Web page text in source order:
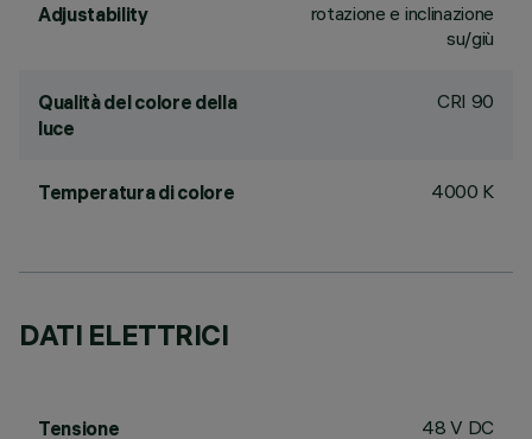
Adjustability
rotazione e inclinazione
su/giù
Qualità del colore della
luce
CRI 90
Temperatura di colore 4000 K
DATI ELETTRICI
Tensione 48 V DC